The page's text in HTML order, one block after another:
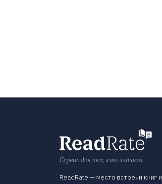
Сервис для тех, кто читает.
ReadRate — место встречи книг и